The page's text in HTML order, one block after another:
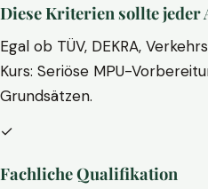
Diese Kriterien sollte jeder
Egal ob TÜV, DEKRA,
Kurs: Seriöse MPU-
Grundsätzen.
✓
Fachliche Qualifikation